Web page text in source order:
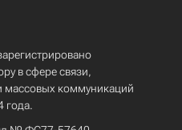
в сфере связи,
массовых коммуникаций
года.